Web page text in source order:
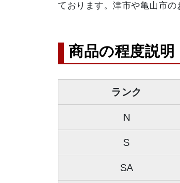
ております。津市や亀山市
商品の程度説明
ランク
N
S
SA